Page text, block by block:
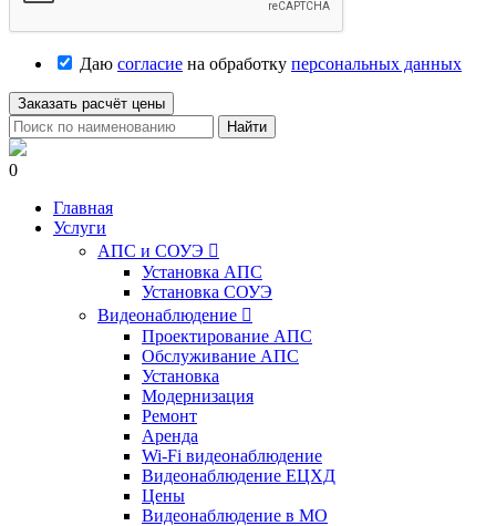
Даю согласие на обработку персональных данных
Заказать расчёт цены
Найти
0
Главная
Услуги
АПС и СОУЭ 
Установка АПС
Установка СОУЭ
Видеонаблюдение 
Проектирование АПС
Обслуживание АПС
Установка
Модернизация
Ремонт
Аренда
Wi-Fi видеонаблюдение
Видеонаблюдение ЕЦХД
Цены
Видеонаблюдение в МО